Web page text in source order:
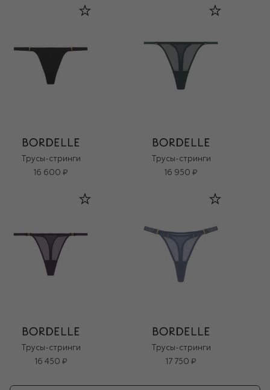
Трусы-стринги
16 600 ₽
Трусы-стринги
16 950 ₽
Трусы-стринги
16 450 ₽
Трусы-стринги
17 750 ₽